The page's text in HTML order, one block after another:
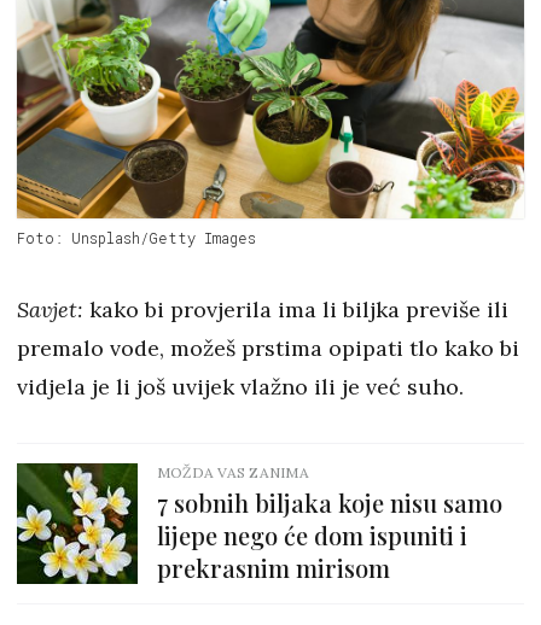
Foto: Unsplash/Getty Images
Savjet: kako bi provjerila ima li biljka previše ili
premalo vode, možeš prstima opipati tlo kako bi
vidjela je li još uvijek vlažno ili je već suho.
MOŽDA VAS ZANIMA
7 sobnih biljaka koje nisu samo
lijepe nego će dom ispuniti i
prekrasnim mirisom